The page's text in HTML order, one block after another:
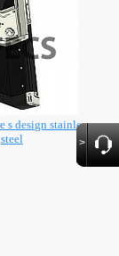
s design stainless
steel
>